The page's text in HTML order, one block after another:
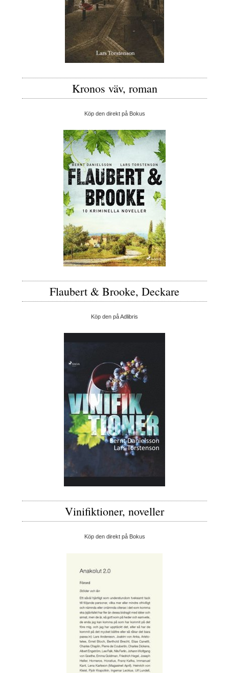
Kronos väv, roman
Köp den direkt på Bokus
Flaubert & Brooke, Deckare
Köp den på Adlibris
Vinifiktioner, noveller
Köp den direkt på Bokus